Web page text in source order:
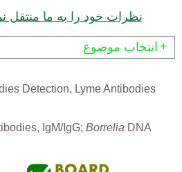
نظرات خود را به ما منتقل
انتخاب موضوع
Detection
Lyme Antibodies
IgM/IgG; Borrelia DNA